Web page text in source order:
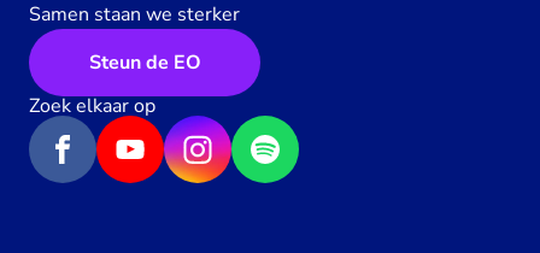
Samen staan we sterker
Steun de EO
Zoek elkaar op